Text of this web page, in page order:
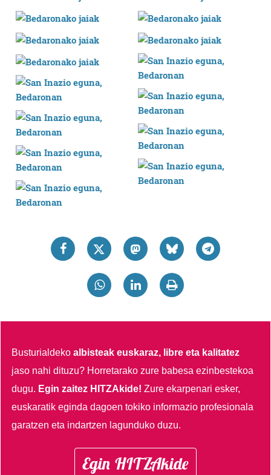
Busturialdekoalbisteak euskaraz, libre eta kalitatez
jaso nahi dituzu? Horretarako zure babesa ezinbestekoa
dugu. Egin zaitez HITZAkide!Zure ekarpenari esker,
euskaratik eginda dagoen tokiko informazio profesionala
garatzen eta indartzen lagunduko duzu.
Egin HITZAkide